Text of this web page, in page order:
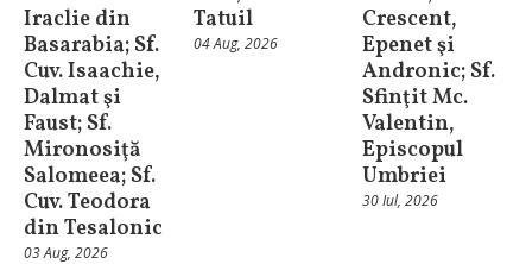
Iraclie din
Basarabia; Sf.
Cuv. Isaachie,
Dalmat şi
Faust; Sf.
Mironosiţă
Salomeea; Sf.
Cuv. Teodora
din Tesalonic
03 Aug, 2026
Tatuil
04 Aug, 2026
Crescent,
Epenet şi
Andronic; Sf.
Sfinţit Mc.
Valentin,
Episcopul
Umbriei
30 Iul, 2026